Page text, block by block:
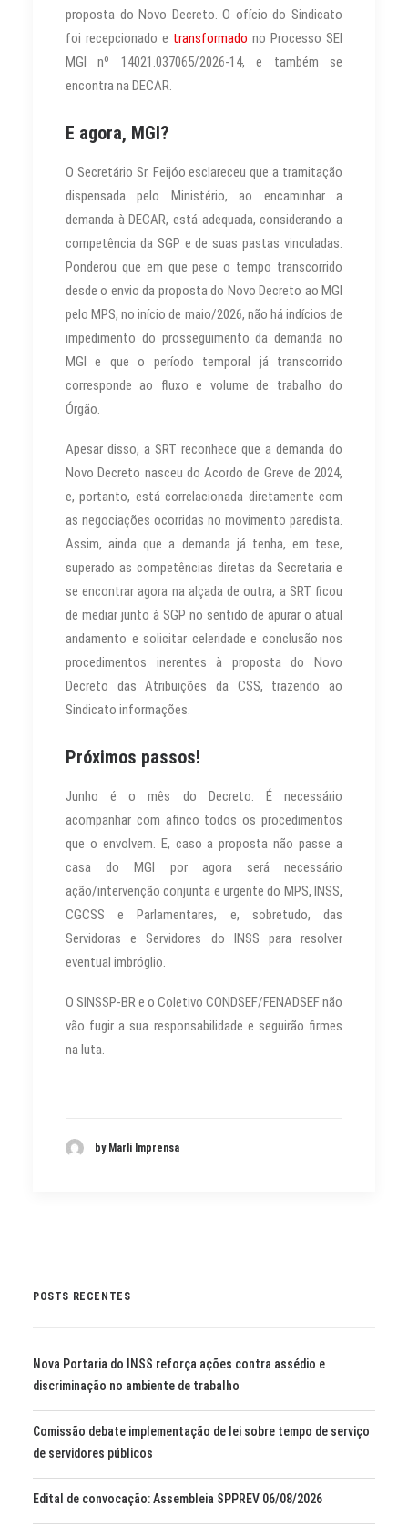
proposta do Novo Decreto. O ofício do Sindicato
foi recepcionado e transformado no Processo SEI
MGI nº 14021.037065/2026-14, e também se
encontra na DECAR.
E agora, MGI?
O Secretário Sr. Feijóo esclareceu que a tramitação
dispensada pelo Ministério, ao encaminhar a
demanda à DECAR, está adequada, considerando a
competência da SGP e de suas pastas vinculadas.
Ponderou que em que pese o tempo transcorrido
desde o envio da proposta do Novo Decreto ao MGI
pelo MPS, no início de maio/2026, não há indícios de
impedimento do prosseguimento da demanda no
MGI e que o período temporal já transcorrido
corresponde ao fluxo e volume de trabalho do
Órgão.
Apesar disso, a SRT reconhece que a demanda do
Novo Decreto nasceu do Acordo de Greve de 2024,
e, portanto, está correlacionada diretamente com
as negociações ocorridas no movimento paredista.
Assim, ainda que a demanda já tenha, em tese,
superado as competências diretas da Secretaria e
se encontrar agora na alçada de outra, a SRT ficou
de mediar junto à SGP no sentido de apurar o atual
andamento e solicitar celeridade e conclusão nos
procedimentos inerentes à proposta do Novo
Decreto das Atribuições da CSS, trazendo ao
Sindicato informações.
Próximos passos!
Junho é o mês do Decreto. É necessário
acompanhar com afinco todos os procedimentos
que o envolvem. E, caso a proposta não passe a
casa do MGI por agora será necessário
ação/intervenção conjunta e urgente do MPS, INSS,
CGCSS e Parlamentares, e, sobretudo, das
Servidoras e Servidores do INSS para resolver
eventual imbróglio.
O SINSSP-BR e o Coletivo CONDSEF/FENADSEF não
vão fugir a sua responsabilidade e seguirão firmes
na luta.
by Marli Imprensa
POSTS RECENTES
Nova Portaria do INSS reforça ações contra assédio e
discriminação no ambiente de trabalho
Comissão debate implementação de lei sobre tempo de serviço
de servidores públicos
Edital de convocação: Assembleia SPPREV 06/08/2026